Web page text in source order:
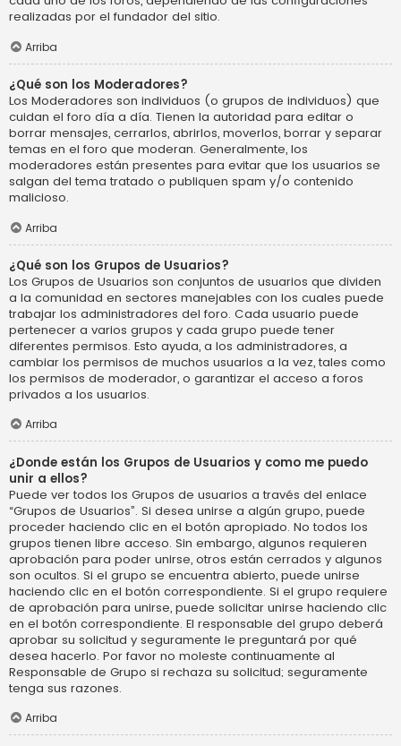
realizadas por el fundador del sitio.
Arriba
¿Qué son los Moderadores?
Los Moderadores son individuos (o grupos de individuos) que
cuidan el foro día a día. Tienen la autoridad para editar o
borrar mensajes, cerrarlos, abrirlos, moverlos, borrar y separar
temas en el foro que moderan. Generalmente, los
moderadores están presentes para evitar que los usuarios se
salgan del tema tratado o publiquen spam y/o contenido
malicioso.
Arriba
¿Qué son los Grupos de Usuarios?
Los Grupos de Usuarios son conjuntos de usuarios que dividen
a la comunidad en sectores manejables con los cuales puede
trabajar los administradores del foro. Cada usuario puede
pertenecer a varios grupos y cada grupo puede tener
diferentes permisos. Esto ayuda, a los administradores, a
cambiar los permisos de muchos usuarios a la vez, tales como
los permisos de moderador, o garantizar el acceso a foros
privados a los usuarios.
Arriba
¿Donde están los Grupos de Usuarios y como me puedo
unir a ellos?
Puede ver todos los Grupos de usuarios a través del enlace
“Grupos de Usuarios”. Si desea unirse a algún grupo, puede
proceder haciendo clic en el botón apropiado. No todos los
grupos tienen libre acceso. Sin embargo, algunos requieren
aprobación para poder unirse, otros están cerrados y algunos
son ocultos. Si el grupo se encuentra abierto, puede unirse
haciendo clic en el botón correspondiente. Si el grupo requiere
de aprobación para unirse, puede solicitar unirse haciendo clic
en el botón correspondiente. El responsable del grupo deberá
aprobar su solicitud y seguramente le preguntará por qué
desea hacerlo. Por favor no moleste continuamente al
Responsable de Grupo si rechaza su solicitud; seguramente
tenga sus razones.
Arriba